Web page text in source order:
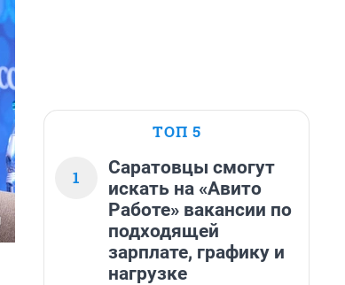
ТОП 5
1
Саратовцы смогут
искать на «Авито
Работе» вакансии по
подходящей
зарплате, графику и
нагрузке